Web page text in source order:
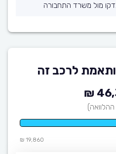
מול משרד התחבורה
לרכב זה
19,860 ₪